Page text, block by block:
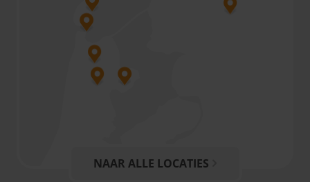
NAAR ALLE LOCATIES